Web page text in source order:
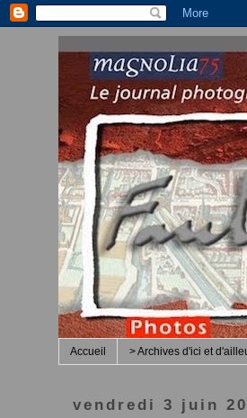
Accueil > Archives d'ici et
vendredi 3 juin